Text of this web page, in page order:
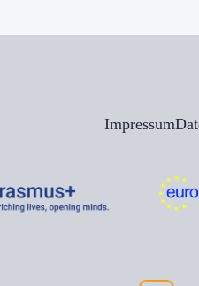
Impressum